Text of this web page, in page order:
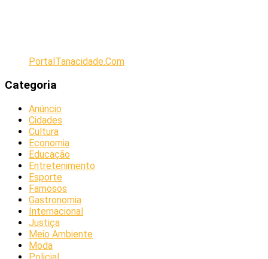
PortalTanacidade.Com
Categoria
Anúncio
Cidades
Cultura
Economia
Educação
Entretenimento
Esporte
Famosos
Gastronomia
Internacional
Justiça
Meio Ambiente
Moda